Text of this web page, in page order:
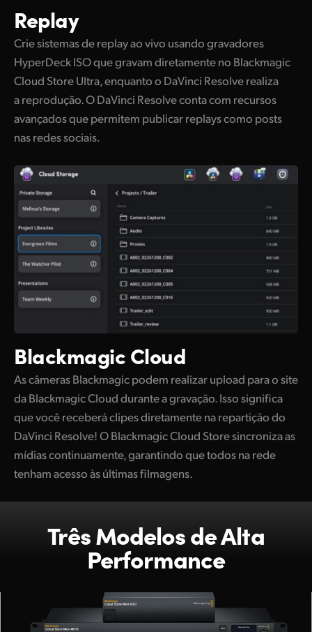
Replay
Crie sistemas de replay ao vivo usando gravadores
HyperDeck ISO que gravam diretamente no Blackmagic
Cloud Store Ultra, enquanto o DaVinci Resolve realiza
a reprodução. O DaVinci Resolve conta com recursos
avançados que permitem publicar replays como posts
nas redes sociais.
Blackmagic Cloud
As câmeras Blackmagic podem realizar upload para o site
da Blackmagic Cloud durante a gravação. Isso significa
que você receberá clipes diretamente na repartição do
DaVinci Resolve! O Blackmagic Cloud Store sincroniza as
mídias continuamente, garantindo que todos na rede
tenham acesso às últimas filmagens.
Três Modelos de Alta
Performance